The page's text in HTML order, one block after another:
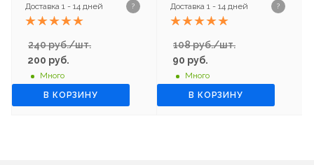
Доставка 1 - 14 дней ?
240 руб./шт.
200 руб.
Много
В КОРЗИНУ
Доставка 1 - 14 дней ?
108 руб./шт.
90 руб.
Много
В КОРЗИНУ